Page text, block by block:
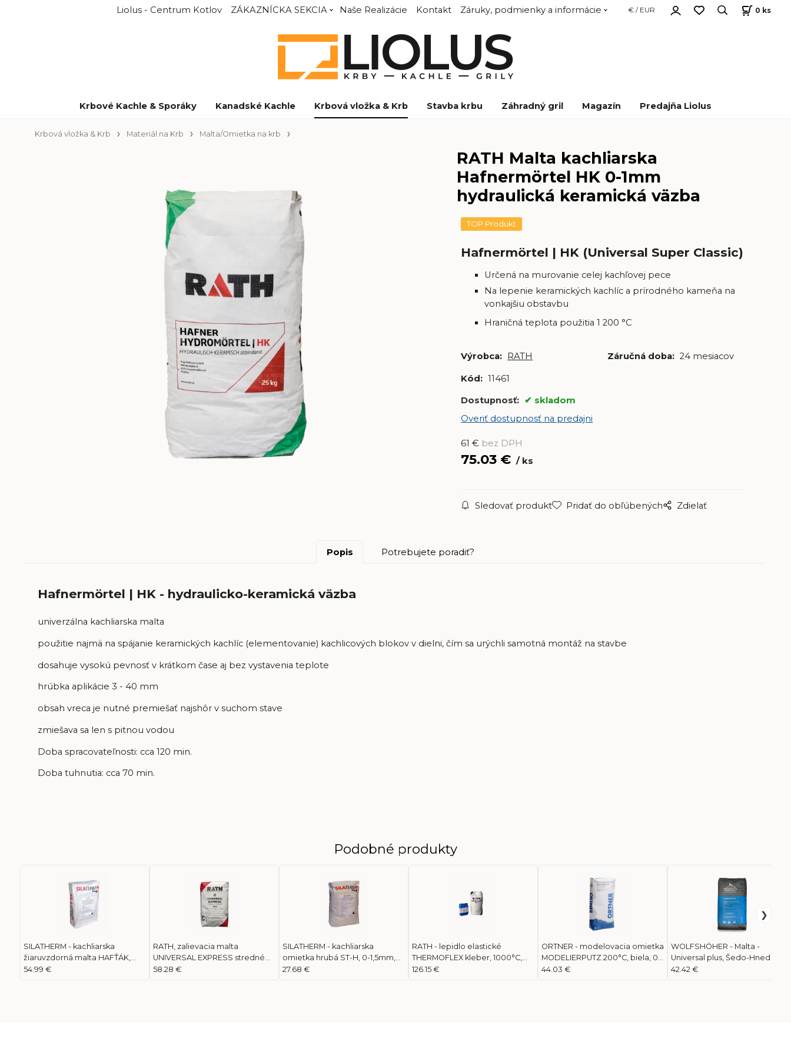
Liolus - Centrum Kotlov ZÁKAZNÍCKA SEKCIA Naše Realizácie Kontakt Záruky, podmienky a informácie € / EUR 0 ks
Krbové Kachle & Sporáky Kanadské Kachle Krbová vložka & Krb Stavba krbu Záhradný gril Magazín Predajňa Liolus
Krbová vložka & Krb Materiál na Krb Malta/Omietka na krb
RATH Malta kachliarska
Hafnermörtel HK 0-1mm
hydraulická keramická väzba
TOP Produkt
Hafnermörtel | HK (Universal Super Classic)
Určená na murovanie celej kachľovej pece
Na lepenie keramických kachlíc a prírodného kameňa na
vonkajšiu obstavbu
Hraničná teplota použitia 1 200 °C
Výrobca: RATH Záručná doba: 24 mesiacov
Kód: 11461
Dostupnosť:
skladom
Overiť dostupnosť na predajni
61 € bez DPH
75.03 € ks
Sledovať produkt Pridať do obľúbených Zdielať
Popis Potrebujete poradiť?
Hafnermörtel | HK - hydraulicko-keramická väzba
univerzálna kachliarska malta
použitie najmä na spájanie keramických kachlíc (elementovanie) kachlicových blokov v dielni, čím sa urýchli samotná montáž na stavbe
dosahuje vysokú pevnosť v krátkom čase aj bez vystavenia teplote
hrúbka aplikácie 3 - 40 mm
obsah vreca je nutné premiešať najshôr v suchom stave
zmiešava sa len s pitnou vodou
Doba spracovateľnosti: cca 120 min.
Doba tuhnutia: cca 70 min.
Podobné produkty
SILATHERM - kachliarska
žiaruvzdorná malta HAFŤÁK,
20Kg
54.99 €
RATH, zalievacia malta
UNIVERSAL EXPRESS stredné
zrno, hydraulická väzba, 0-3mm,
58.28 €
SILATHERM - kachliarska
omietka hrubá ST-H, 0-1,5mm,
25kg
27.68 €
RATH - lepidlo elastické
THERMOFLEX kleber, 1000°C,
21Kg (15+6)
126.15 €
ORTNER - modelovacia omietka
MODELIERPUTZ 200°C, biela, 0-
0,5mm, 20kg
44.03 €
WOLFSHÖHER - Malta -
Universal plus, Šedo-Hnedá
(Zrznitosť 0-1 mm), 1200°C, 25Kg
42.42 €